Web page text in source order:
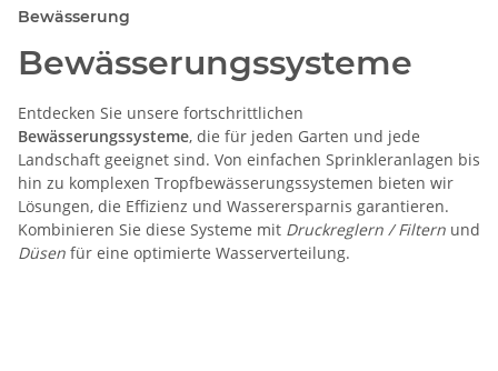
Bewässerung
Bewässerungssysteme
Entdecken Sie unsere fortschrittlichen
Bewässerungssysteme, die für jeden Garten und jede
Landschaft geeignet sind. Von einfachen Sprinkleranlagen bis
hin zu komplexen Tropfbewässerungssystemen bieten wir
Lösungen, die Effizienz und Wasserersparnis garantieren.
Kombinieren Sie diese Systeme mit Druckreglern / Filtern und
Düsen für eine optimierte Wasserverteilung.